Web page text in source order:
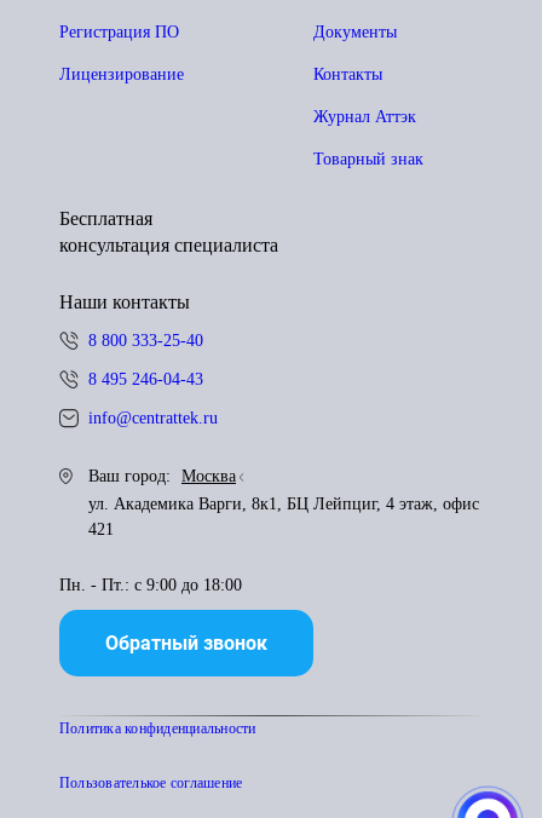
Документы
Контакты
Журнал Аттэк
Товарный знак
Регистрация ПО
Лицензирование
Бесплатная
консультация специалиста
Наши контакты
8 800 333-25-40
8 495 246-04-43
info@centrattek.ru
Ваш город:
Москва
ул. Академика Варги, 8к1, БЦ Лейпциг, 4 этаж, офис
421
Пн. - Пт.: с 9:00 до 18:00
Обратный звонок
Политика конфиденциальности
Пользователькое соглашение